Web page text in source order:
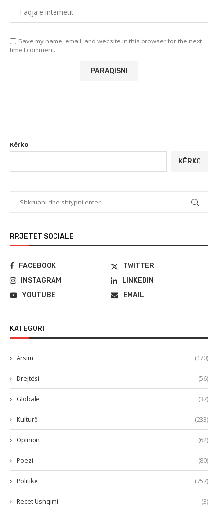
Save my name, email, and website in this browser for the next
time I comment.
Kërko
KËRKO
RRJETET SOCIALE
FACEBOOK
TWITTER
INSTAGRAM
LINKEDIN
YOUTUBE
EMAIL
KATEGORI
Arsim (170)
Drejtësi (56)
Globale (37)
Kulturë (233)
Opinion (62)
Poezi (80)
Politikë (757)
Recet Ushqimi (3)